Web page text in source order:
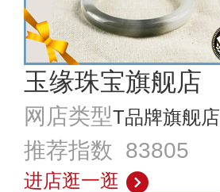
玉缘珠宝旗舰店
网店类型T品牌旗舰店
推荐指数 83805
进店逛一逛